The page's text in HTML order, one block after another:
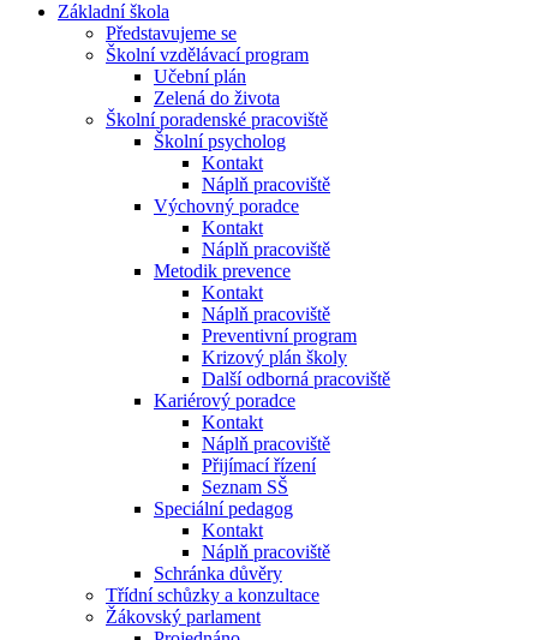
Základní škola
Představujeme se
Školní vzdělávací program
Učební plán
Zelená do života
Školní poradenské pracoviště
Školní psycholog
Kontakt
Náplň pracoviště
Výchovný poradce
Kontakt
Náplň pracoviště
Metodik prevence
Kontakt
Náplň pracoviště
Preventivní program
Krizový plán školy
Další odborná pracoviště
Kariérový poradce
Kontakt
Náplň pracoviště
Přijímací řízení
Seznam SŠ
Speciální pedagog
Kontakt
Náplň pracoviště
Schránka důvěry
Třídní schůzky a konzultace
Žákovský parlament